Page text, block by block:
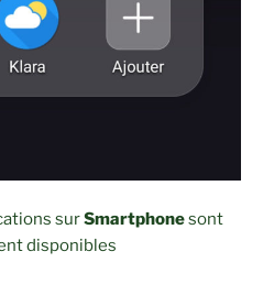
surSmartphonesont
disponibles